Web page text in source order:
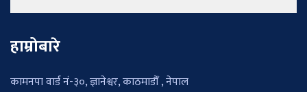
हाम्रोबारे
कामनपा वार्ड नं-३०, ज्ञानेश्वर, काठमाडौँ , नेपाल